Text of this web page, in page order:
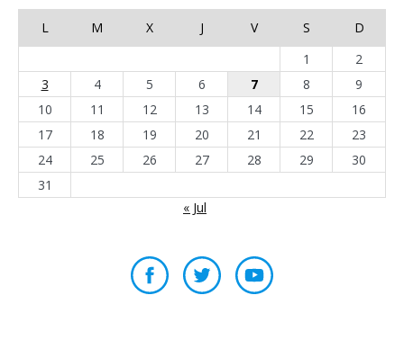
L M X J V S
D
1
2
3
4 5 6 7 8
9
10
11 12 13 14 15
16
17
18 19 20 21 22
23
24
25 26 27 28 29
30
31
« Jul